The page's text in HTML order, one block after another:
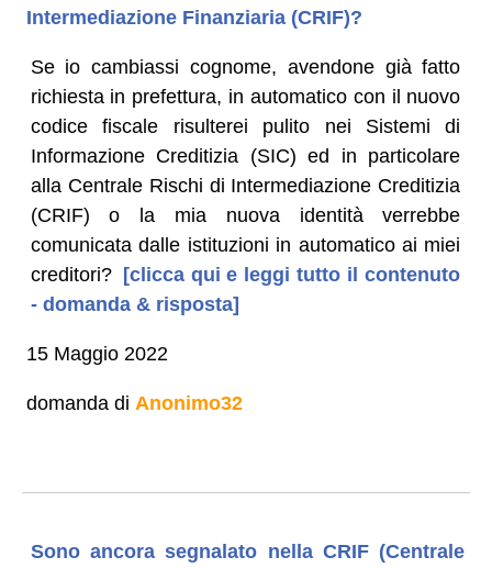
Intermediazione Finanziaria (CRIF)?
Se io cambiassi cognome, avendone già fatto
richiesta in prefettura, in automatico con il nuovo
codice fiscale risulterei pulito nei Sistemi di
Informazione Creditizia (SIC) ed in particolare
alla Centrale Rischi di Intermediazione Creditizia
(CRIF) o la mia nuova identità verrebbe
comunicata dalle istituzioni in automatico ai miei
creditori? [clicca qui e leggi tutto il contenuto
- domanda & risposta]
15 Maggio 2022
domanda di Anonimo32
Sono ancora segnalato nella CRIF (Centrale